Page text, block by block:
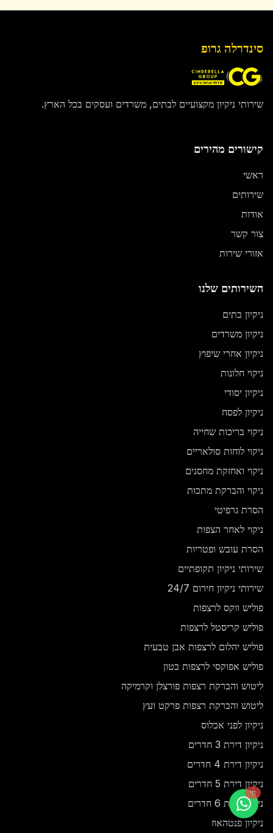
סינדרלה גרופ
שירותי ניקיון מקצועיים לבתים, משרדים ועסקים בכל הארץ.
קישורים מהירים
ראשי
שירותים
אודות
צור קשר
אזורי שירות
השירותים שלנו
ניקיון בתים
ניקיון משרדים
ניקיון אחרי שיפוץ
ניקוי חלונות
ניקיון יסודי
ניקיון לפסח
ניקוי בריכות שחייה
ניקוי לוחות סולאריים
ניקוי ואחזקת מחסנים
ניקוי והברקת מתכות
הסרת גרפיטי
ניקוי לאחר הצפות
הסרת עובש ופטריות
שירותי ניקיון תקופתיים
שירותי ניקיון חירום 24/7
פוליש ווקס לרצפות
פוליש קריסטל לרצפות
פוליש יהלום לרצפות אבן טבעית
פוליש אפוקסי לרצפות בטון
ליטוש והברקת רצפות פורצלן וקרמיקה
ליטוש והברקת רצפות פרקט ועץ
ניקיון לפני אכלוס
ניקיון דירת 3 חדרים
ניקיון דירת 4 חדרים
ניקיון דירת 5 חדרים
ניקיון דירת 6 חדרים
ניקיון פנטהאוז
חי